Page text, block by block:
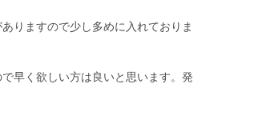
りますので少し多めに入れておりま
早く欲しい方は良いと思います。発